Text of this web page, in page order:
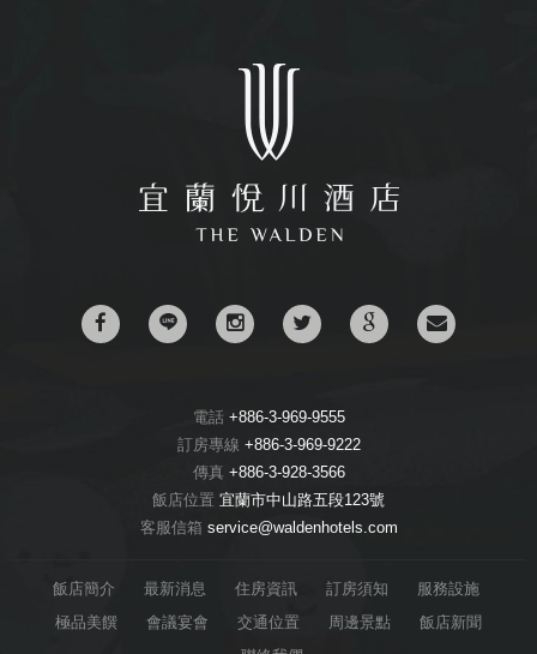
電話 +886-3-969-9555
訂房專線 +886-3-969-9222
傳真 +886-3-928-3566
飯店位置 宜蘭市中山路五段123號
客服信箱 service@waldenhotels.com
飯店簡介 最新消息 住房資訊 訂房須知
服務設施
極品美饌
會議宴會 交通位置 周邊景點
飯店新聞